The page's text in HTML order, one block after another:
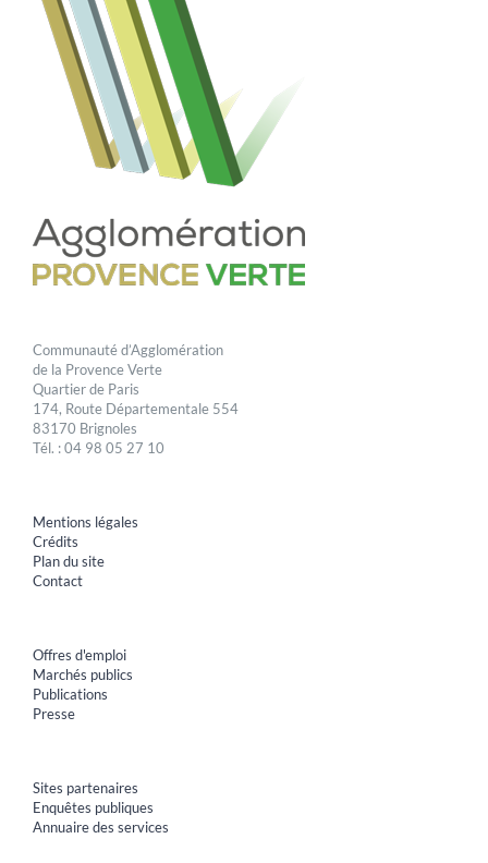
Communauté d’Agglomération
de la Provence Verte
Quartier de Paris
174, Route Départementale 554
83170 Brignoles
Tél. : 04 98 05 27 10
Mentions légales
Crédits
Plan du site
Contact
Offres d'emploi
Marchés publics
Publications
Presse
Sites partenaires
Enquêtes publiques
Annuaire des services